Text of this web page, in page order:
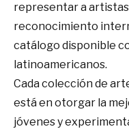
representar a
reconocimiento
catálogo disponible
latinoamericanos.
Cada colección de
está en otorgar la
jóvenes y